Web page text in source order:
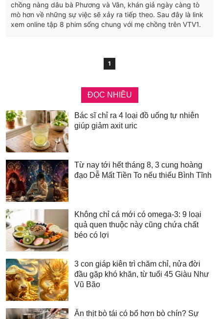
chồng nàng dâu bà Phương và Vân, khán giả ngày càng tò
mò hơn về những sự việc sẽ xảy ra tiếp theo. Sau đây là link
xem online tập 8 phim sống chung với mẹ chồng trên VTV1.
1
ĐỌC NHIỀU
Bác sĩ chỉ ra 4 loại đồ uống tự nhiên
giúp giảm axit uric
Từ nay tới hết tháng 8, 3 cung hoàng
đạo Dễ Mất Tiền To nếu thiếu Bình Tĩnh
Không chỉ cá mới có omega-3: 9 loại
quả quen thuộc này cũng chứa chất
béo có lợi
3 con giáp kiên trì chăm chỉ, nửa đời
đầu gặp khó khăn, từ tuổi 45 Giàu Như
Vũ Bão
Ăn thịt bò tái có bổ hơn bò chín? Sự